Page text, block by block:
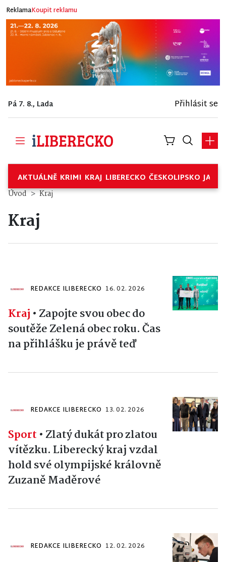
ReklamaKoupit reklamu
Pá 7. 8., Lada Přihlásit se
AKTUÁLNĚ KRIMI KRAJ LIBERECKO ČESKOLIPSKO
Úvod Kraj
Kraj
REDAKCE ILIBERECKO 16. 02. 2026
Kraj • Zapojte svou obec do
soutěže Zelená obec roku. Čas
na přihlášku je právě teď
REDAKCE ILIBERECKO 13. 02. 2026
Sport • Zlatý dukát pro zlatou
vítězku. Liberecký kraj vzdal
hold své olympijské královně
Zuzaně Maděrové
REDAKCE ILIBERECKO 12. 02. 2026